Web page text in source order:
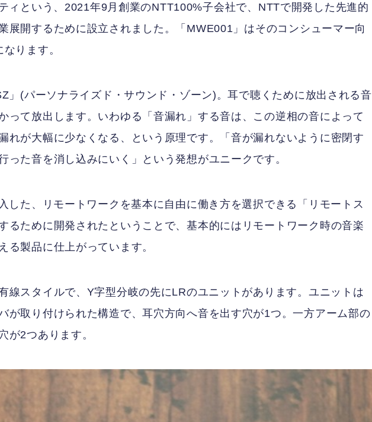
ィという、2021年9月創業のNTT100%子会社で、NTTで開発した先進的
展開するために設立されました。「MWE001」はそのコンシューマー向
ります。
」(パーソナライズド・サウンド・ゾーン)。耳で聴くために放出される音
って放出します。いわゆる「音漏れ」する音は、この逆相の音によって
れが大幅に少なくなる、という原理です。「音が漏れないように密閉す
った音を消し込みにいく」という発想がユニークです。
した、リモートワークを基本に自由に働き方を選択できる「リモートス
るために開発されたということで、基本的にはリモートワーク時の音楽
る製品に仕上がっています。
線スタイルで、Y字型分岐の先にLRのユニットがあります。ユニットは
が取り付けられた構造で、耳穴方向へ音を出す穴が1つ。一方アーム部の
が2つあります。